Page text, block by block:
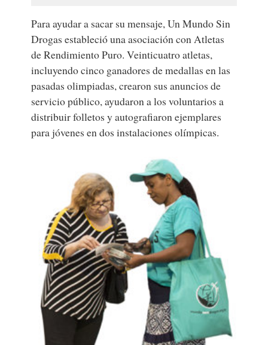
Para ayudar a sacar su mensaje, Un Mundo Sin
Drogas estableció una asociación con Atletas
de Rendimiento Puro. Veinticuatro atletas,
incluyendo cinco ganadores de medallas en las
pasadas olimpiadas, crearon sus anuncios de
servicio público, ayudaron a los voluntarios a
distribuir folletos y autografiaron ejemplares
para jóvenes en dos instalaciones olímpicas.